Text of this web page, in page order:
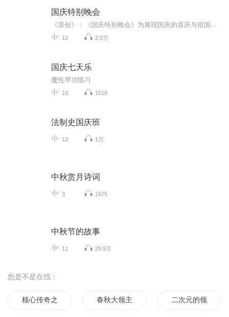
国庆特别晚会
12 2.9万
国庆七天乐
魔性早功练习
10 1518
法制史国庆班
12 1万
中秋赏月诗词
3 1675
中秋节的故事
11 29.9万
您是不是在找：
核心传奇之领导者手记 春秋大领主 二次元的领导者